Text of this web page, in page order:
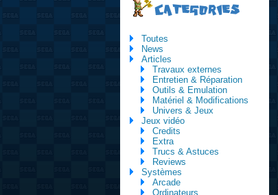
CATEGORIES
Toutes
News
Articles
Travaux externes
Entretien & Réparation
Outils & Emulation
Matériel & Modifications
Univers & Jeux
Jeux vidéo
Credits
Extra
Trucs & Astuces
Reviews
Systèmes
Arcade
Ordinateurs